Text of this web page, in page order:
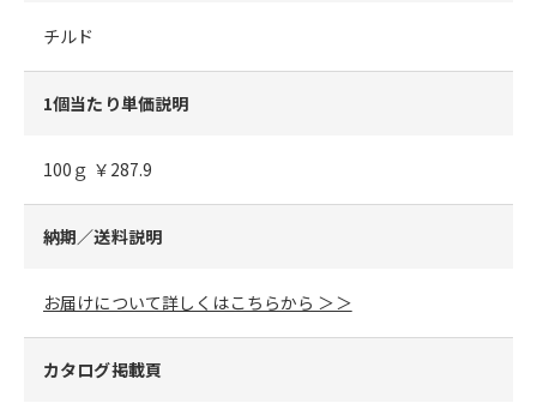
チルド
1個当たり単価説明
100ｇ ￥287.9
納期／送料説明
お届けについて詳しくはこちらから ＞＞
カタログ掲載頁